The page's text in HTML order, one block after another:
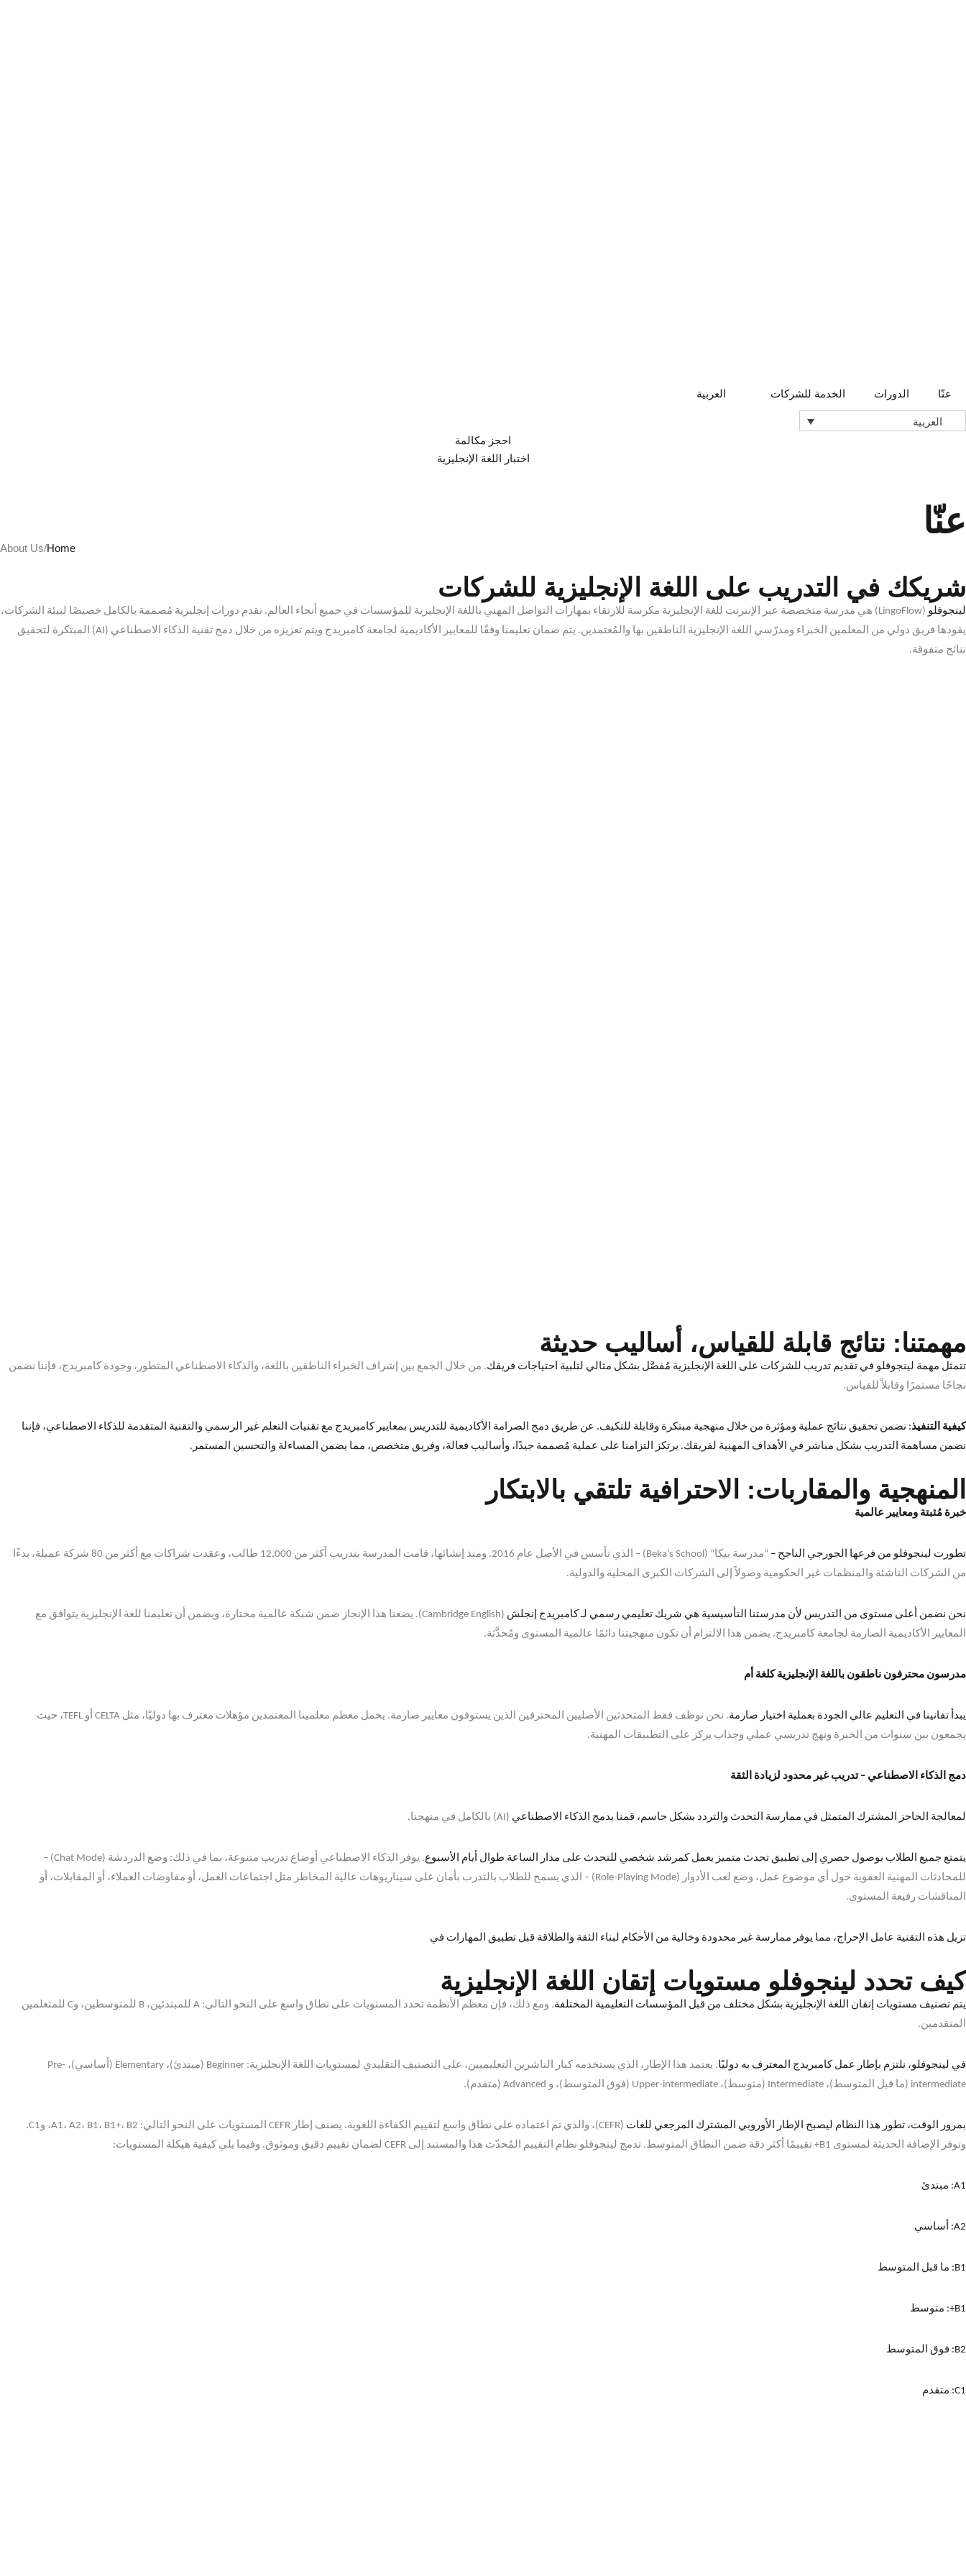
عنّا الدورات الخدمة للشركات العربية
العربية
احجز مكالمة
اختبار اللغة الإنجليزية
عنّا
Home
/
About Us
شريكك في التدريب على اللغة الإنجليزية للشركات
لينجوفلو (LingoFlow) هي مدرسة متخصصة عبر الإنترنت للغة الإنجليزية مكرسة للارتقاء بمهارات التواصل المهني باللغة الإنجليزية للمؤسسات في جميع أنحاء العالم. نقدم دورات إنجليزية مُصممة بالكامل خصيصًا لبيئة الشركات،
يقودها فريق دولي من المعلمين الخبراء ومدرّسي اللغة الإنجليزية الناطقين بها والمُعتمدين. يتم ضمان تعليمنا وفقًا للمعايير الأكاديمية لجامعة كامبريدج ويتم تعزيزه من خلال دمج تقنية الذكاء الاصطناعي (AI)
المبتكرة لتحقيق
نتائج متفوقة.
مهمتنا: نتائج قابلة للقياس، أساليب حديثة
تتمثل مهمة لينجوفلو في تقديم تدريب للشركات على اللغة الإنجليزية مُفصَّل بشكل مثالي لتلبية احتياجات فريقك. من خلال الجمع بين إشراف الخبراء الناطقين باللغة، والذكاء الاصطناعي المتطور، وجودة كامبريدج، فإننا نضمن
نجاحًا مستمرًا وقابلاً للقياس.
كيفية التنفيذ: نضمن تحقيق نتائج عملية ومؤثرة من خلال منهجية مبتكرة وقابلة للتكيف. عن طريق دمج الصرامة الأكاديمية للتدريس بمعايير كامبريدج مع تقنيات التعلم غير الرسمي والتقنية المتقدمة للذكاء الاصطناعي، فإننا
نضمن مساهمة التدريب بشكل مباشر في الأهداف المهنية لفريقك. يرتكز التزامنا على عملية مُصممة جيدًا، وأساليب فعالة، وفريق متخصص، مما يضمن المساءلة والتحسين المستمر .
المنهجية والمقاربات: الاحترافية تلتقي بالابتكار
خبرة مُثبتة ومعايير عالمية
تطورت لينجوفلو من فرعها الجورجي الناجح – “مدرسة بيكا” (Beka’s School) – الذي تأسس في الأصل عام 2016. ومنذ إنشائها، قامت المدرسة بتدريب أكثر من 12,000 طالب، وعقدت شراكات مع أكثر من 80 شركة عميلة، بدءًا
من الشركات الناشئة والمنظمات غير الحكومية وصولاً إلى الشركات الكبرى المحلية والدولية.
نحن نضمن أعلى مستوى من التدريس لأن مدرستنا التأسيسية هي شريك تعليمي رسمي لـ كامبريدج إنجلش (Cambridge English).
يضعنا هذا الإنجاز ضمن شبكة عالمية مختارة، ويضمن أن تعليمنا للغة الإنجليزية يتوافق مع
المعايير الأكاديمية الصارمة لجامعة كامبريدج. يضمن هذا الالتزام أن تكون منهجيتنا دائمًا عالمية المستوى ومُحدَّثة.
مدرسون محترفون ناطقون باللغة الإنجليزية كلغة أم
يبدأ تفانينا في التعليم عالي الجودة بعملية اختيار صارمة. نحن نوظف فقط المتحدثين الأصليين المحترفين الذين يستوفون معايير صارمة. يحمل معظم معلمينا المعتمدين مؤهلات معترف بها دوليًا، مثل CELTA أو TEFL، حيث
يجمعون بين سنوات من الخبرة ونهج تدريسي عملي وجذاب يركز على التطبيقات المهنية.
دمج الذكاء الاصطناعي –تدريب غير محدود لزيادة الثقة
لمعالجة الحاجز المشترك المتمثل في ممارسة التحدث والتردد بشكل حاسم، قمنا بدمج الذكاء الاصطناعي (AI) بالكامل في منهجنا.
يتمتع جميع الطلاب بوصول حصري إلى تطبيق تحدث متميز يعمل كمرشد شخصي للتحدث على مدار الساعة طوال أيام الأسبوع. يوفر الذكاء الاصطناعي أوضاع تدريب متنوعة، بما في ذلك: وضع الدردشة (Chat Mode) –
للمحادثات المهنية العفوية حول أي موضوع عمل، وضع لعب الأدوار (Role-Playing Mode) –
الذي يسمح للطلاب بالتدرب بأمان على سيناريوهات عالية المخاطر مثل اجتماعات العمل، أو مفاوضات العملاء، أو المقابلات، أو
المناقشات رفيعة المستوى.
تزيل هذه التقنية عامل الإحراج، مما يوفر ممارسة غير محدودة وخالية من الأحكام لبناء الثقة والطلاقة قبل تطبيق المهارات في
كيف تحدد لينجوفلو مستويات إتقان اللغة الإنجليزية
يتم تصنيف مستويات إتقان اللغة الإنجليزية بشكل مختلف من قبل المؤسسات التعليمية المختلفة. ومع ذلك، فإن معظم الأنظمة تحدد المستويات على نطاق واسع على النحو التالي: A للمبتدئين، B للمتوسطين، وC للمتعلمين
المتقدمين.
في لينجوفلو، نلتزم بإطار عمل كامبريدج المعترف به دوليًا. يعتمد هذا الإطار، الذي يستخدمه كبار الناشرين التعليميين، على التصنيف التقليدي لمستويات اللغة الإنجليزية: Beginner ( مبتدئ)، Elementary ( أساسي)، Pre-
intermediate (
ما قبل المتوسط)، Intermediate ( متوسط)، Upper-intermediate ( فوق المتوسط)، و Advanced ( متقدم).
بمرور الوقت، تطور هذا النظام ليصبح الإطار الأوروبي المشترك المرجعي للغات (CEFR) ، والذي تم اعتماده على نطاق واسع لتقييم الكفاءة اللغوية. يصنف إطار CEFR المستويات على النحو التالي: A1 ، A2، B1، B1+، B2 ، وC1.
وتوفر الإضافة الحديثة لمستوى B1+ تقييمًا أكثر دقة ضمن النطاق المتوسط. تدمج لينجوفلو نظام التقييم المُحدّث هذا والمستند إلى CEFR لضمان تقييم دقيق وموثوق. وفيما يلي كيفية هيكلة المستويات:
A1: مبتدئ
A2: أساسي
B1: ما قبل المتوسط
B1+: متوسط
B2: فوق المتوسط
C1: متقدم